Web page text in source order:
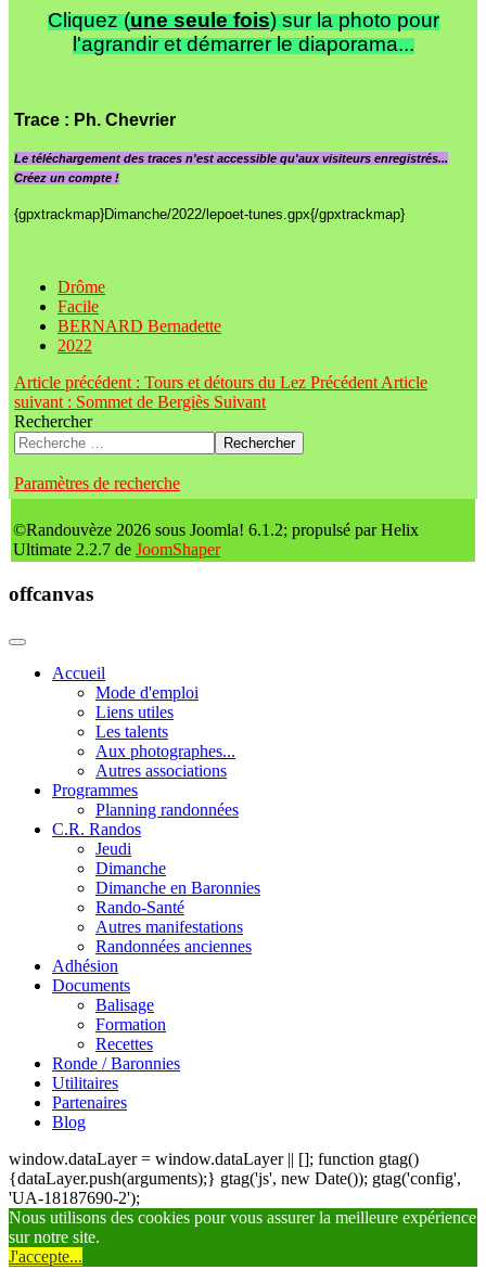
Cliquez (une seule fois) sur la photo pour
l'agrandir et démarrer le diaporama...
Trace : Ph. Chevrier
Le téléchargement des traces n'est accessible qu'aux visiteurs enregistrés...
Créez un compte !
{gpxtrackmap}Dimanche/2022/lepoet-tunes.gpx{/gpxtrackmap}
Drôme
Facile
BERNARD Bernadette
2022
Article précédent : Tours et détours du Lez Précédent Article
suivant : Sommet de Bergiès Suivant
Rechercher
Rechercher
Paramètres de recherche
©Randouvèze 2026 sous Joomla! 6.1.2; propulsé par Helix
Ultimate 2.2.7 de JoomShaper
offcanvas
Accueil
Mode d'emploi
Liens utiles
Les talents
Aux photographes...
Autres associations
Programmes
Planning randonnées
C.R. Randos
Jeudi
Dimanche
Dimanche en Baronnies
Rando-Santé
Autres manifestations
Randonnées anciennes
Adhésion
Documents
Balisage
Formation
Recettes
Ronde / Baronnies
Utilitaires
Partenaires
Blog
window.dataLayer = window.dataLayer || []; function gtag()
{dataLayer.push(arguments);} gtag('js', new Date()); gtag('config',
'UA-18187690-2');
Nous utilisons des cookies pour vous assurer la meilleure expérience
sur notre site.
J'accepte...